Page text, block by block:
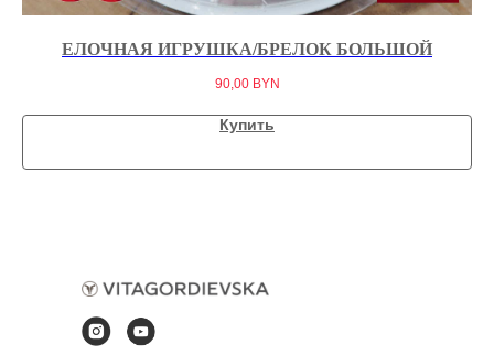
ЕЛОЧНАЯ ИГРУШКА/БРЕЛОК БОЛЬШОЙ
90,00 BYN
Купить